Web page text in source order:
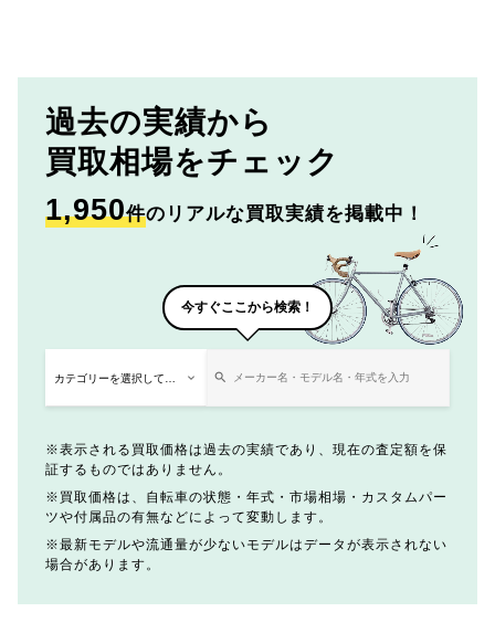
過去の実績から
買取相場をチェック
1,950件のリアルな買取実績を掲載中！
今すぐここから検索！
表示される買取価格は過去の実績であり、現在の査定額を保
証するものではありません。
買取価格は、自転車の状態・年式・市場相場・カスタムパー
ツや付属品の有無などによって変動します。
最新モデルや流通量が少ないモデルはデータが表示されない
場合があります。